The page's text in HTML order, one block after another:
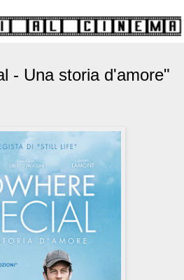
- Una storia d'amore"